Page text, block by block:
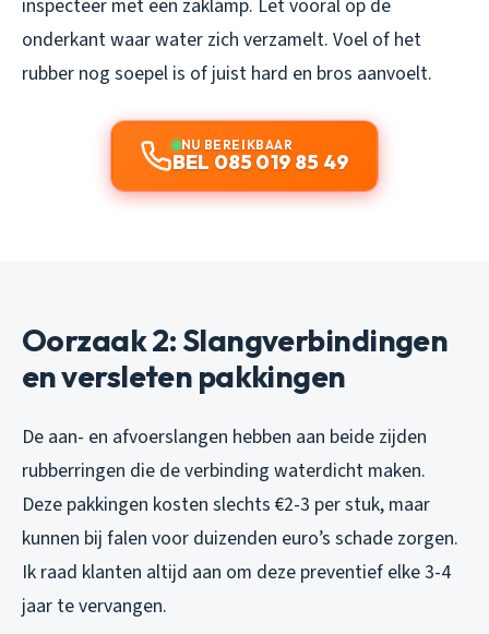
inspecteer met een zaklamp. Let vooral op de
onderkant waar water zich verzamelt. Voel of het
rubber nog soepel is of juist hard en bros aanvoelt.
NU BEREIKBAAR
BEL 085 019 85 49
Oorzaak 2: Slangverbindingen
en versleten pakkingen
De aan- en afvoerslangen hebben aan beide zijden
rubberringen die de verbinding waterdicht maken.
Deze pakkingen kosten slechts €2-3 per stuk, maar
kunnen bij falen voor duizenden euro’s schade zorgen.
Ik raad klanten altijd aan om deze preventief elke 3-4
jaar te vervangen.